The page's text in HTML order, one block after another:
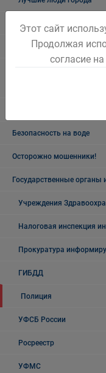
Ветеранский вестник
Полезная информация
Безопасность на воде
Осторожно мошенники!
Государственные
Учреждения
Налоговая инспекция
Прокуратура
ГИБДД
Полиция
УФСБ России
Росреестр
УФМС
Этот сайт
Продолжая
согласие